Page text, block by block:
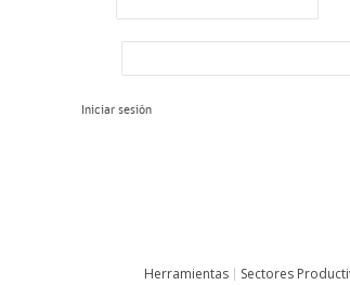
Iniciar sesión
Herramientas Sectores